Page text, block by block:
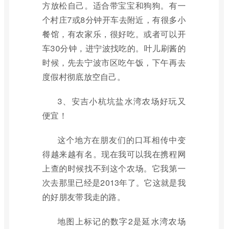
方放松自己。适合带宝宝和狗狗。有一
个村庄7或8分钟开车去附近，有很多小
餐馆，有农家乐，很好吃。或者可以开
车30分钟，进宁波找吃的。叶儿刷酱的
时候，先去宁波市区吃午饭，下午再去
度假村彻底放空自己。
3、安吉小杭坑盐水湾农场好玩又
便宜！
这个地方在朋友们的口耳相传中变
得越来越有名。现在我可以我在携程网
上查的时候找不到这个农场。它我第一
次去那里已经是2013年了。它这就是我
的好朋友带我走的路。
地图上标记的数字2是延水湾农场